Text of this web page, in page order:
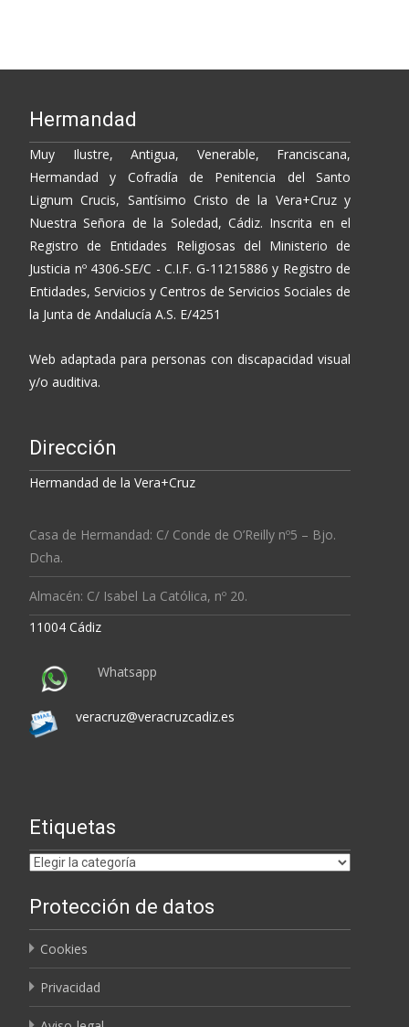
Hermandad
Muy Ilustre, Antigua, Venerable, Franciscana,
Hermandad y Cofradía de Penitencia del Santo
Lignum Crucis, Santísimo Cristo de la Vera+Cruz y
Nuestra Señora de la Soledad, Cádiz. Inscrita en el
Registro de Entidades Religiosas del Ministerio de
Justicia nº 4306-SE/C - C.I.F. G-11215886 y Registro de
Entidades, Servicios y Centros de Servicios Sociales de
la Junta de Andalucía A.S. E/4251
Web adaptada para personas con discapacidad visual
y/o auditiva.
Dirección
Hermandad de la Vera+Cruz
Casa de Hermandad: C/ Conde de O’Reilly nº5 – Bjo.
Dcha.
Almacén: C/ Isabel La Católica, nº 20.
11004 Cádiz
Whatsapp
veracruz@veracruzcadiz.es
Etiquetas
Etiquetas
Protección de datos
Cookies
Privacidad